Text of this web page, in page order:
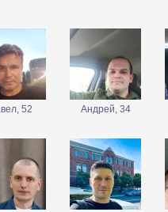
52 Андрей, 34